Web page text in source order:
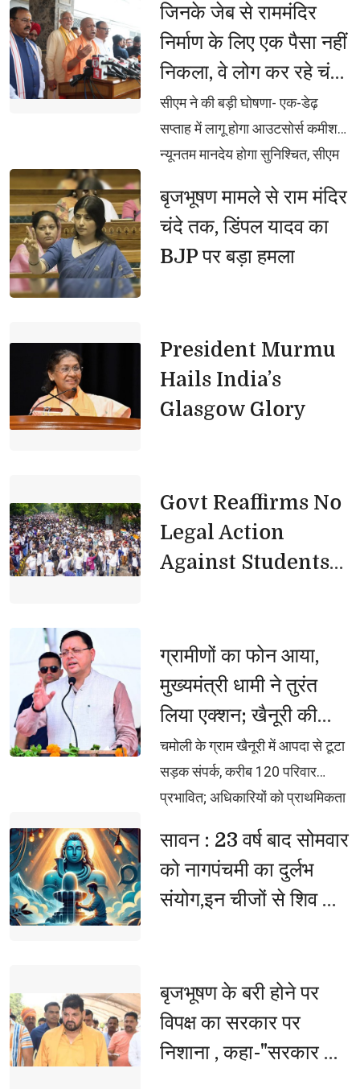
जिनके जेब से राममंदिर
निर्माण के लिए एक पैसा नहीं
निकला, वे लोग कर रहे चंदा
चोरी की बातः मुख्यमंत्री
सीएम ने की बड़ी घोषणा- एक-डेढ़
सप्ताह में लागू होगा आउटसोर्स कमीशन,
न्यूनतम मानदेय होगा सुनिश्चित, सीएम
विधानमंडल का मानसून सत्र प्रारंभ
होने से पहले की पत्रकारों से वार्ता
बृजभूषण मामले से राम मंदिर
चंदे तक, डिंपल यादव का
BJP पर बड़ा हमला
President Murmu
Hails India’s
Glasgow Glory
Govt Reaffirms No
Legal Action
Against Students
ग्रामीणों का फोन आया,
मुख्यमंत्री धामी ने तुरंत
लिया एक्शन; खैनूरी की
क्षतिग्रस्त सड़क दुरुस्त
करने के निर्देश
चमोली के ग्राम खैनूरी में आपदा से टूटा
सड़क संपर्क, करीब 120 परिवार
प्रभावित; अधिकारियों को प्राथमिकता
सावन : 23 वर्ष बाद सोमवार
को नागपंचमी का दुर्लभ
संयोग,इन चीजों से शिव जी
बृजभूषण के बरी होने पर
विपक्ष का सरकार पर
निशाना , कहा-"सरकार के